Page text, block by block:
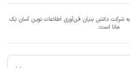
شرکت دانش بنیان فن‌آوری اطلاعات نوین آسان تِک
مانا است.